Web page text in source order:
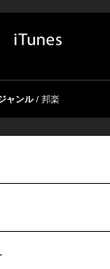
ャンル 邦楽